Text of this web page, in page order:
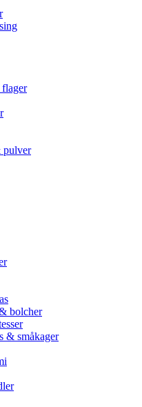
pulver
bolcher
& småkager